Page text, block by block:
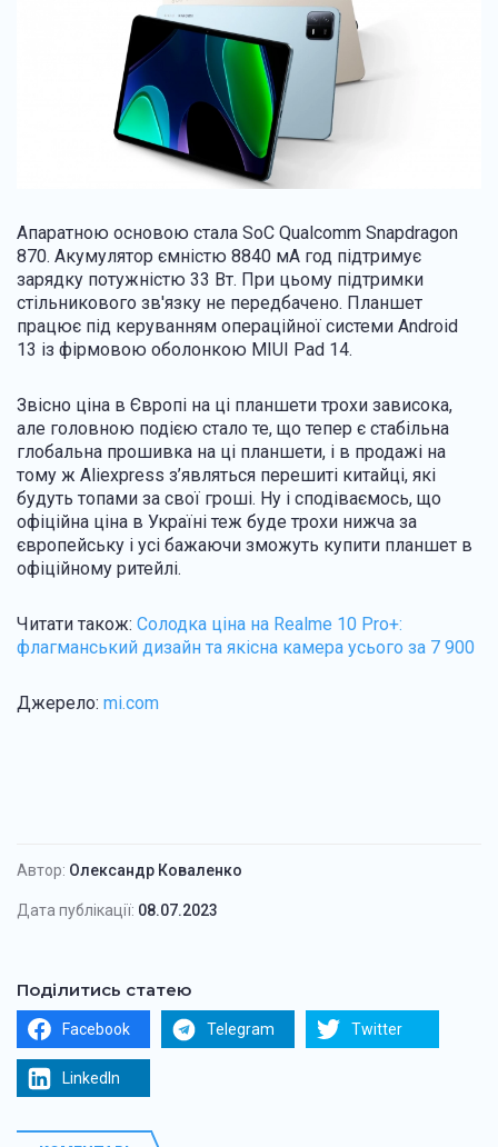
Апаратною основою стала SoC Qualcomm Snapdragon
870. Акумулятор ємністю 8840 мА год підтримує
зарядку потужністю 33 Вт. При цьому підтримки
стільникового зв'язку не передбачено. Планшет
працює під керуванням операційної системи Android
13 із фірмовою оболонкою MIUI Pad 14.
Звісно ціна в Європі на ці планшети трохи зависока,
але головною подією стало те, що тепер є стабільна
глобальна прошивка на ці планшети, і в продажі на
тому ж Aliexpress з’являться перешиті китайці, які
будуть топами за свої гроші. Ну і сподіваємось, що
офіційна ціна в Україні теж буде трохи нижча за
європейську і усі бажаючи зможуть купити планшет в
офіційному ритейлі.
Читати також: Солодка ціна на Realme 10 Pro+:
флагманський дизайн та якісна камера усього за 7 900
Джерело: mi.com
Автор: Олександр Коваленко
Дата публікації: 08.07.2023
Поділитись статею
Facebook Telegram Twitter
LinkedIn